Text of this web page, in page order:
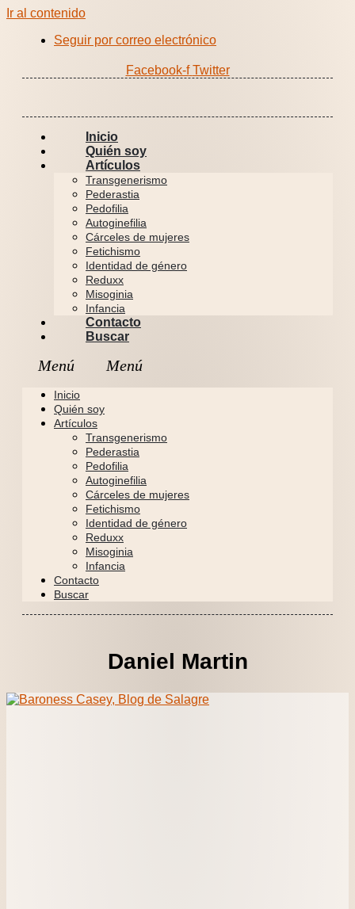
Ir al contenido
Seguir por correo electrónico
Facebook-f Twitter
Inicio
Quién soy
Artículos
Transgenerismo
Pederastia
Pedofilia
Autoginefilia
Cárceles de mujeres
Fetichismo
Identidad de género
Reduxx
Misoginia
Infancia
Contacto
Buscar
Inicio
Quién soy
Artículos
Transgenerismo
Pederastia
Pedofilia
Autoginefilia
Cárceles de mujeres
Fetichismo
Identidad de género
Reduxx
Misoginia
Infancia
Contacto
Buscar
Daniel Martin